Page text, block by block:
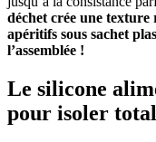
déchet crée une texture
apéritifs sous sachet
l’assemblée !
Le silicone
pour isoler